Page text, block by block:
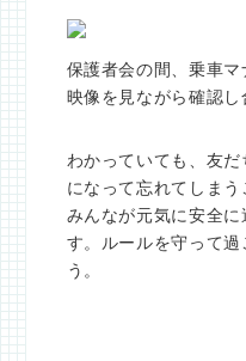
保護者会の間、乗車マ
映像を見ながら確認し
わかっていても、友
になって忘れてしまう
みんなが元気に安全
す。ルールを守って
う。